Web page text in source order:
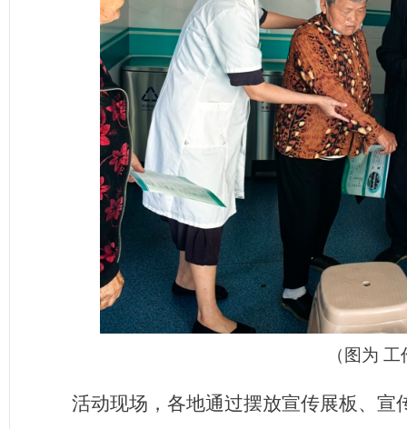
（图为
活动现场，各地通过摆放宣传展板、